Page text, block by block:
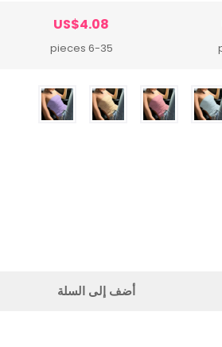
US$4.08
6-35 pieces
أضف إلى السلة